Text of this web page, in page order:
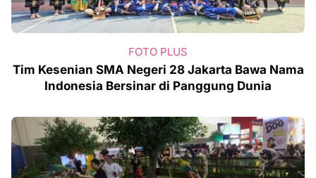
FOTO PLUS
Tim Kesenian SMA Negeri 28 Jakarta Bawa Nama
Indonesia Bersinar di Panggung Dunia